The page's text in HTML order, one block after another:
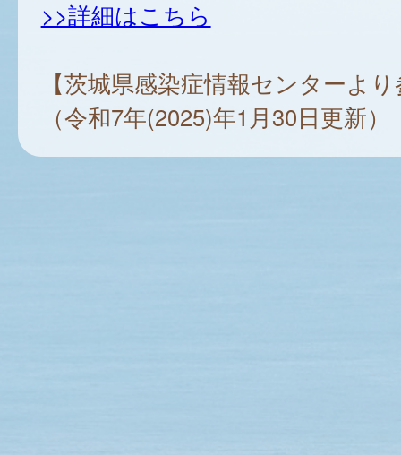
>>詳細はこちら
【茨城県感染症情報センターよ
（令和7年(2025)年1月30日更新）